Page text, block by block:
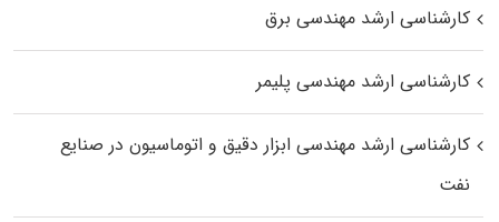
کارشناسی ارشد مهندسی برق
کارشناسی ارشد مهندسی پلیمر
کارشناسی ارشد مهندسی ابزار دقیق و اتوماسیون در صنایع
نفت